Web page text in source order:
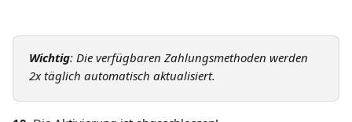
Wichtig: Die verfügbaren Zahlungsmethoden werden
2x täglich automatisch aktualisiert.